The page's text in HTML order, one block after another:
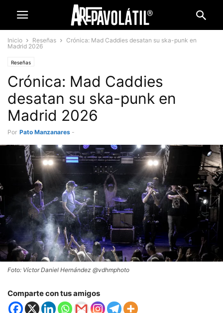
Inicio Reseñas
Crónica: Mad Caddies desatan su ska-punk en
Madrid 2026
Reseñas
Crónica: Mad Caddies
desatan su ska-punk en
Madrid 2026
Por Pato Manzanares -
Foto: Víctor Daniel Hernández @vdhmphoto
Comparte con tus amigos